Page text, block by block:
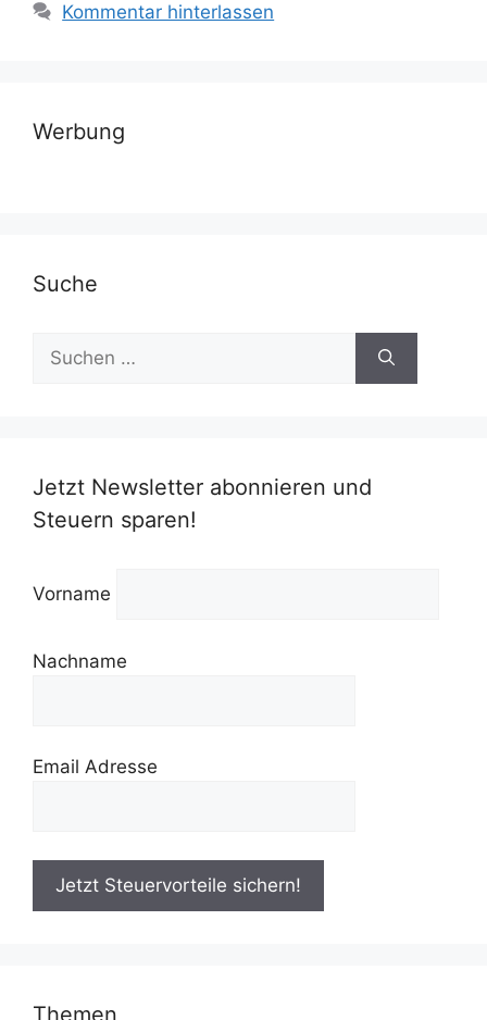
Kommentar hinterlassen
Werbung
Suche
Suchen
nach:
Jetzt Newsletter abonnieren und
Steuern sparen!
Vorname
Nachname
Email Adresse
Themen